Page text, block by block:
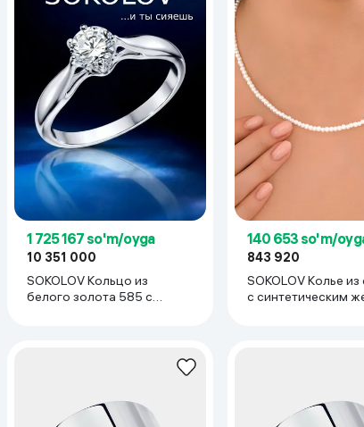
1 725 167 so'm/oyga
10 351 000
SOKOLOV Кольцо из
белого золота 585 с
140 653 so'm/
843 920
SOKOLOV Колье
с синтетическим